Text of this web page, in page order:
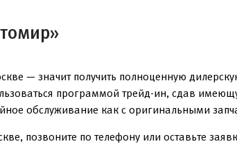
— значит получить полноценную
программой трейд-ин, сдав
обслуживание как с оригинальными
позвоните по телефону или оставьте